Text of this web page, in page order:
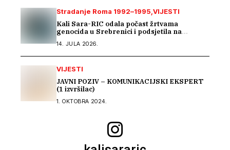
Stradanje Roma 1992–1995 VIJESTI
Kali Sara-RIC odala počast žrtvama
genocida u Srebrenici i podsjetila na
14. JULA 2026.
VIJESTI
JAVNI POZIV – KOMUNIKACIJSKI EKSPERT
(1 izvršilac)
1. OKTOBRA 2024.